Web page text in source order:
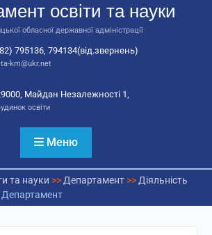
патріотичне
освіти та науки
обласної державної адміністрації
795136, 794134(від.звернень)
km@ukr.net
Майдан Незалежності 1,
освіти
Меню
та науки >> Департамент>> Діяльність